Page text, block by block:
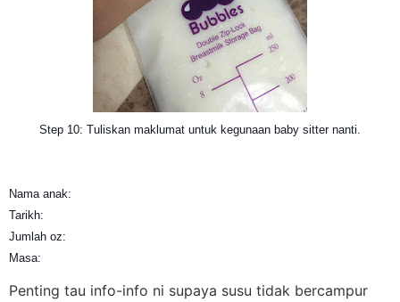
Step 10: Tuliskan maklumat untuk kegunaan baby sitter nanti.
Nama anak:
Tarikh:
Jumlah oz:
Masa:
Penting tau info-info ni supaya susu tidak bercampur